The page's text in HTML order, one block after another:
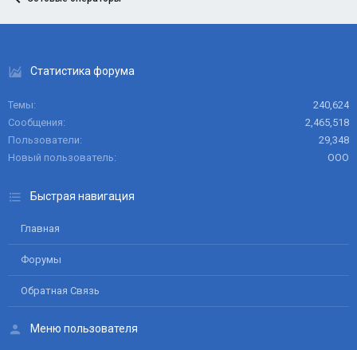
Статистика форума
Темы
240,624
Сообщения
2,465,518
Пользователи
29,348
Новый пользователь
ООО
Быстрая навигация
Главная
Форумы
Обратная Связь
Меню пользователя